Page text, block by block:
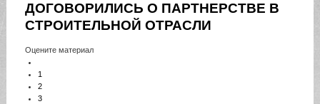
ДОГОВОРИЛИСЬ О ПАРТНЕРСТВЕ В
СТРОИТЕЛЬНОЙ ОТРАСЛИ
Оцените материал
1
2
3